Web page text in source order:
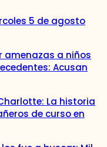
5 de agosto
amenazas a niños
Acusan
La historia
de curso en